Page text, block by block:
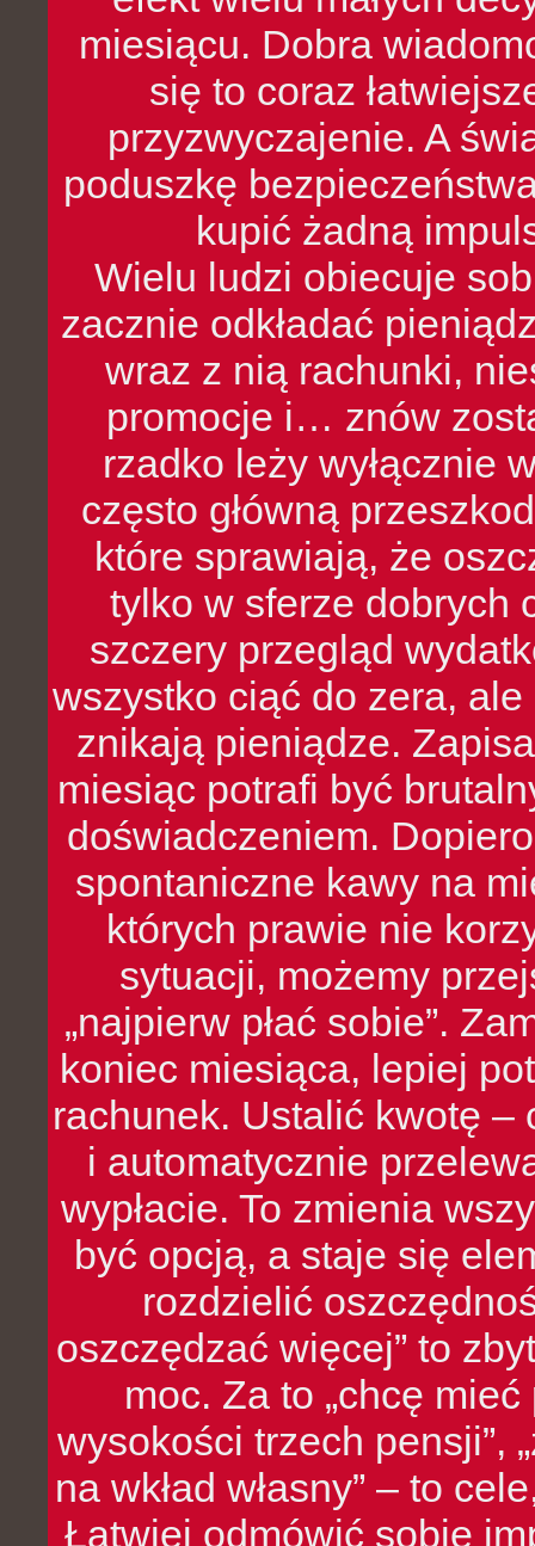
miesiącu. Dobra
się to coraz
przyzwyczajenie. A
poduszkę
kupić żadną
Wielu ludzi obiecuje
zacznie odkładać
wraz z nią rachunki,
promocje i… znów
rzadko leży wyłącznie
często główną
które sprawiają, że
tylko w sferze dobrych
szczery przegląd
wszystko ciąć do zera,
znikają pieniądze.
miesiąc potrafi być
doświadczeniem.
spontaniczne kawy na
których prawie nie
sytuacji, możemy
„najpierw płać sobie”.
koniec miesiąca, lepiej
rachunek. Ustalić kwotę
i automatycznie
wypłacie. To zmienia
być opcją, a staje się
rozdzielić
oszczędzać więcej” to
moc. Za to „chcę
wysokości trzech pensji”,
na wkład własny” – to
Łatwiej odmówić sobie